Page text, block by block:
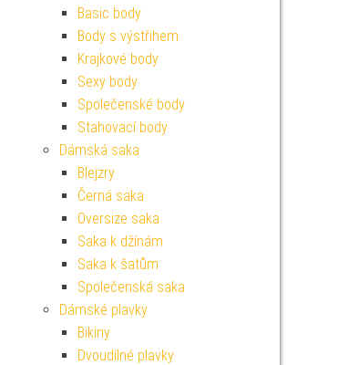
Basic body
Body s výstřihem
Krajkové body
Sexy body
Společenské body
Stahovací body
Dámská saka
Blejzry
Černá saka
Oversize saka
Saka k džínám
Saka k šatům
Společenská saka
Dámské plavky
Bikiny
Dvoudílné plavky